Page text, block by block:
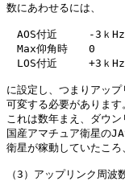
数にあわせるには、
AOS付近　　　-3ｋHz
Max仰角時　　0
LOS付近　　　+3ｋHz
に設定し、つまりアッ
可変する必要があります
これは数年まえ、ダウ
国産アマチュア衛星の
衛星が稼動していたころ
（3）アップリンク周波